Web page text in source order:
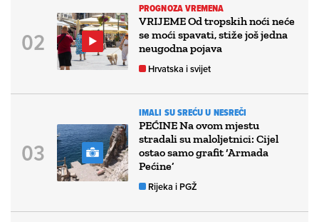
PROGNOZA VREMENA
VRIJEME Od tropskih noći neće
se moći spavati, stiže još jedna
neugodna pojava
Hrvatska i svijet
IMALI SU SREĆU U NESREČI
PEĆINE Na ovom mjestu
stradali su maloljetnici: Cijel
ostao samo grafit ‘Armada
Pećine’
Rijeka i PGŽ